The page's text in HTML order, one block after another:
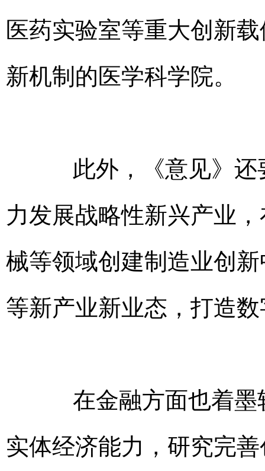
医药实验室等重大创新
新机制的医学科学院。
此外，《意见》还
力发展战略性新兴产业
械等领域创建制造业创
等新产业新业态，打造
在金融方面也着墨
实体经济能力，研究完